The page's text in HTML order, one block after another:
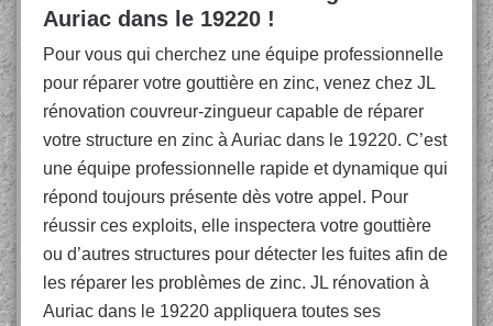
Auriac dans le 19220 !
Pour vous qui cherchez une équipe professionnelle
pour réparer votre gouttière en zinc, venez chez JL
rénovation couvreur-zingueur capable de réparer
votre structure en zinc à Auriac dans le 19220. C’est
une équipe professionnelle rapide et dynamique qui
répond toujours présente dès votre appel. Pour
réussir ces exploits, elle inspectera votre gouttière
ou d’autres structures pour détecter les fuites afin de
les réparer les problèmes de zinc. JL rénovation à
Auriac dans le 19220 appliquera toutes ses